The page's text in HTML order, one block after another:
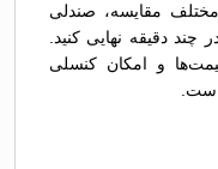
مختلف مقایسه، صندلی
چند دقیقه نهایی کنید.
قیمت‌ها و امکان کنسلی